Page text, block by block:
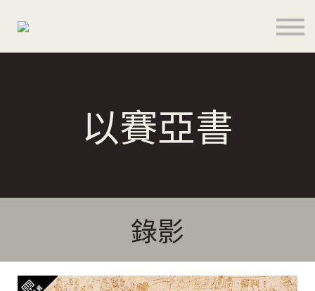
聯絡
語言
奉獻支持
以賽亞書
錄影